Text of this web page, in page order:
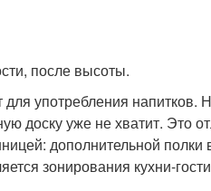
после высоты.
употребления напитков.
доску уже не хватит. Это
дополнительной полки
зонирования кухни-